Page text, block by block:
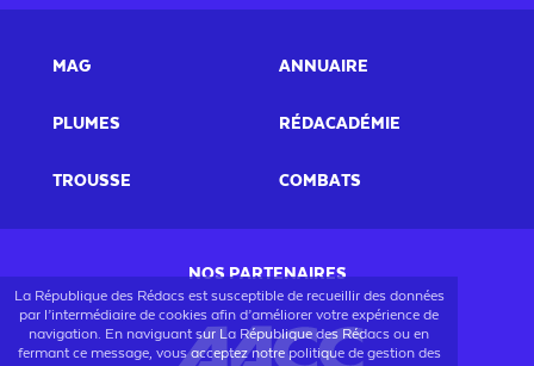
La République des Rédacs est susceptible de recueillir des données
par l’intermédiaire de cookies afin d’améliorer votre expérience de
navigation. En naviguant sur La République des Rédacs ou en
fermant ce message, vous acceptez notre politique de gestion des
MAG ANNUAIRE
PLUMES RÉDACADÉMIE
TROUSSE COMBATS
NOS PARTENAIRES